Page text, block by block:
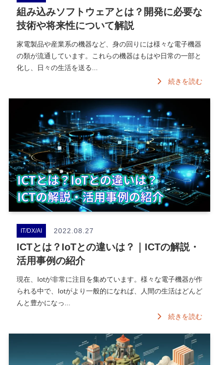
組み込みソフトウェアとは？開発に必要な
技術や将来性について解説
家電製品や産業系の機器など、身の回りには様々な電子機器
の類が流通しています。これらの機器はもはや日常の一部と
化し、日々の生活を送る...
続きを読む
IT/DX/AI 2022.08.27
ICTとは？IoTとの違いは？｜ICTの解説・
活用事例の紹介
現在、Iotが非常に注目を集めています。様々な電子機器が作
られる中で、Iotがより一般的になれば、人間の生活はどんど
んと豊かになっ...
続きを読む